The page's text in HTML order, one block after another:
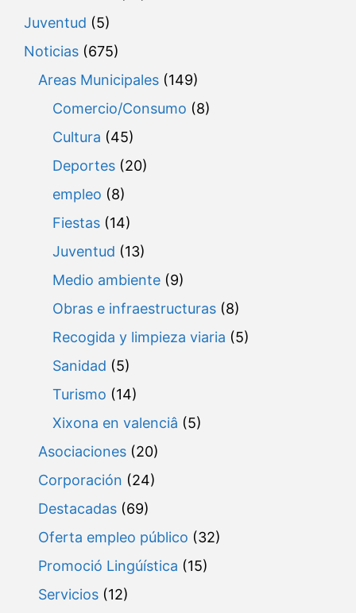
Juventud (5)
Noticias (675)
Areas Municipales (149)
Comercio/Consumo (8)
Cultura (45)
Deportes (20)
empleo (8)
Fiestas (14)
Juventud (13)
Medio ambiente (9)
Obras e infraestructuras (8)
Recogida y limpieza viaria (5)
Sanidad (5)
Turismo (14)
Xixona en valenciâ (5)
Asociaciones (20)
Corporación (24)
Destacadas (69)
Oferta empleo público (32)
Promoció Lingúística (15)
Servicios (12)